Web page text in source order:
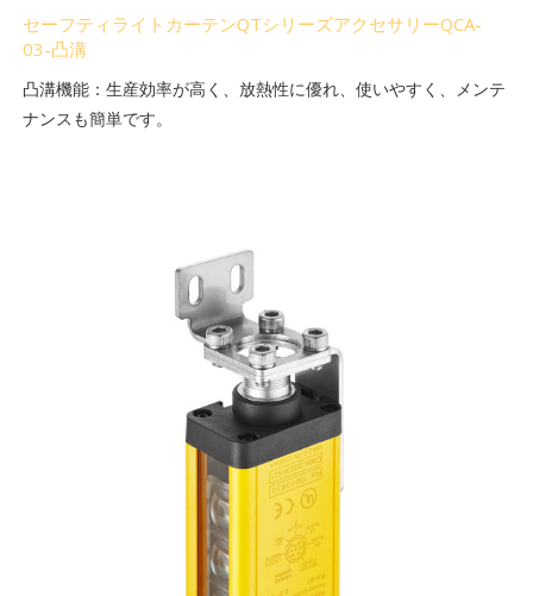
セーフティライトカーテンQTシリーズアクセサリーQCA-
03-凸溝
凸溝機能：生産効率が高く、放熱性に優れ、使いやすく、メンテ
ナンスも簡単です。